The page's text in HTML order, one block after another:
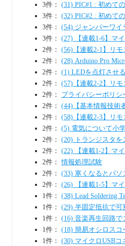
3件： (31) PIC#1 : 初めて
3件： (32) PIC#2 : 初めて
3件： (54) ジャンパーワイ
3件： (27) 【連載1-6】マ
2件： (56)【連載2-1】リ
2件： (28) Arduino Pro
2件： (1) LEDを点灯させる
2件： (57)【連載2-2】リ
2件： プライバシーポリシ
2件： (44)【基本情報技術
2件： (58)【連載2-3】リ
2件： (5) 電気について小
2件： (20) トランジスタを
2件： (22) 【連載1-2】マ
2件：情報処理試験
2件： (33) 寒くなるとパ
2件： (26) 【連載1-5】マ
1件： (38) Lead Soldering
1件： (29) 半固定抵抗で可
1件： (16) 音楽再生回路
1件： (18) 簡易オシロスコ
1件： (30) マイクロUSB